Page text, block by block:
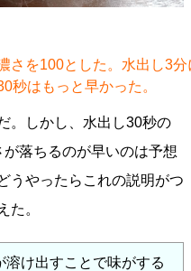
さを100とした。水出し3
秒はもっと早かった。
しかし、水出し30秒の
落ちるのが早いのは予想
うやったらこれの説明がつ
た。
溶け出すことで味がする